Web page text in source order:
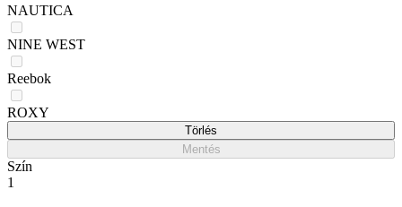
NAUTICA
NINE WEST
Reebok
ROXY
Törlés
Mentés
Szín
1